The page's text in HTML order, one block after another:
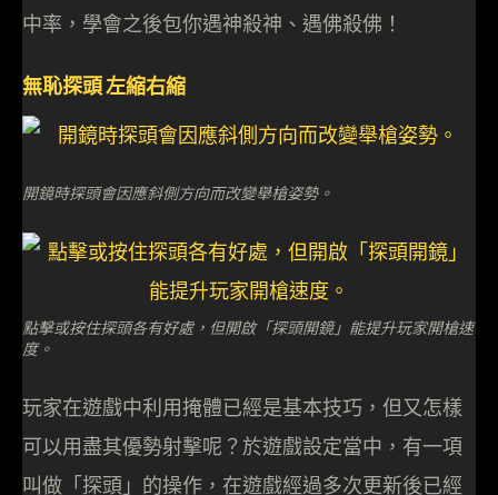
中率，學會之後包你遇神殺神、遇佛殺佛！
無恥探頭 左縮右縮
開鏡時探頭會因應斜側方向而改變舉槍姿勢。
點擊或按住探頭各有好處，但開啟「探頭開鏡」能提升玩家開槍速
度。
玩家在遊戲中利用掩體已經是基本技巧，但又怎樣
可以用盡其優勢射擊呢？於遊戲設定當中，有一項
叫做「探頭」的操作，在遊戲經過多次更新後已經